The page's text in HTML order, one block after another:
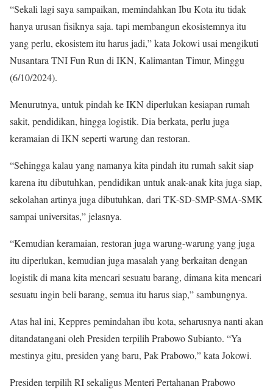
“Sekali lagi saya sampaikan, memindahkan Ibu Kota itu tidak
hanya urusan fisiknya saja. tapi membangun ekosistemnya itu
yang perlu, ekosistem itu harus jadi,” kata Jokowi usai mengikuti
Nusantara TNI Fun Run di IKN, Kalimantan Timur, Minggu
(6/10/2024).
Menurutnya, untuk pindah ke IKN diperlukan kesiapan rumah
sakit, pendidikan, hingga logistik. Dia berkata, perlu juga
keramaian di IKN seperti warung dan restoran.
“Sehingga kalau yang namanya kita pindah itu rumah sakit siap
karena itu dibutuhkan, pendidikan untuk anak-anak kita juga siap,
sekolahan artinya juga dibutuhkan, dari TK-SD-SMP-SMA-SMK
sampai universitas,” jelasnya.
“Kemudian keramaian, restoran juga warung-warung yang juga
itu diperlukan, kemudian juga masalah yang berkaitan dengan
logistik di mana kita mencari sesuatu barang, dimana kita mencari
sesuatu ingin beli barang, semua itu harus siap,” sambungnya.
Atas hal ini, Keppres pemindahan ibu kota, seharusnya nanti akan
ditandatangani oleh Presiden terpilih Prabowo Subianto. “Ya
mestinya gitu, presiden yang baru, Pak Prabowo,” kata Jokowi.
Presiden terpilih RI sekaligus Menteri Pertahanan Prabowo